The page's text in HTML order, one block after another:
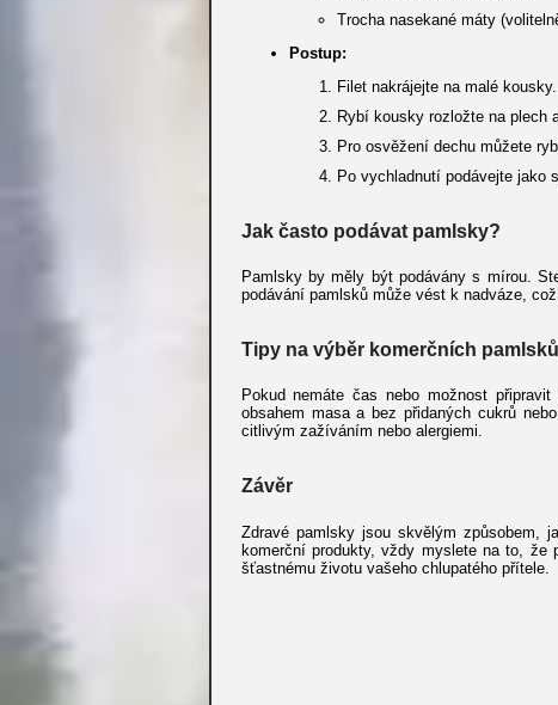
Trocha nasekané máty
Postup:
Filet nakrájejte na malé kousky.
Rybí kousky rozložte na plech
Pro osvěžení dechu můžete
Po vychladnutí podávejte jako
Jak často podávat pamlsky?
Pamlsky by měly být podávány s mírou.
podávání pamlsků může vést k nadváze,
Tipy na výběr komerčních pamlsků
Pokud nemáte čas nebo možnost
obsahem masa a bez přidaných cukrů
citlivým zažíváním nebo alergiemi.
Závěr
Zdravé pamlsky jsou skvělým způsobem,
komerční produkty, vždy myslete na to, že
šťastnému životu vašeho chlupatého přítele.